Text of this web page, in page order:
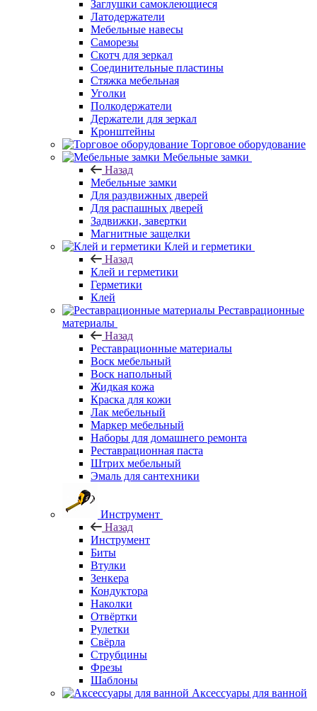
Заглушки самоклеющиеся
Латодержатели
Мебельные навесы
Саморезы
Скотч для зеркал
Соединительные пластины
Стяжка мебельная
Уголки
Полкодержатели
Держатели для зеркал
Кронштейны
Торговое оборудование
Мебельные замки
Назад
Мебельные замки
Для раздвижных дверей
Для распашных дверей
Задвижки, завертки
Магнитные защелки
Клей и герметики
Назад
Клей и герметики
Герметики
Клей
Реставрационные
материалы
Назад
Реставрационные материалы
Воск мебельный
Воск напольный
Жидкая кожа
Краска для кожи
Лак мебельный
Маркер мебельный
Наборы для домашнего ремонта
Реставрационная паста
Штрих мебельный
Эмаль для сантехники
Инструмент
Назад
Инструмент
Биты
Втулки
Зенкера
Кондуктора
Наколки
Отвёртки
Рулетки
Свёрла
Струбцины
Фрезы
Шаблоны
Аксессуары для ванной